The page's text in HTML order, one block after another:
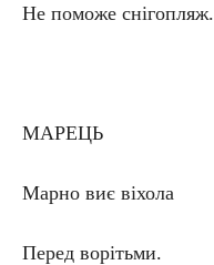
Не поможе снігопляж.
МАРЕЦЬ
Марно виє віхола
Перед ворітьми.